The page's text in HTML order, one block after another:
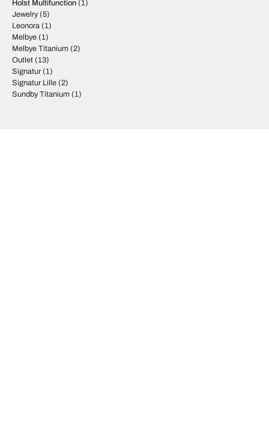
Holst Multifunction (1)
Jewelry(5)
Leonora (1)
Melbye (1)
Melbye Titanium (2)
Outlet (13)
Signatur (1)
Signatur Lille (2)
Sundby Titanium (1)